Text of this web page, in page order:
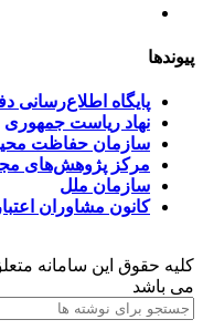
پیوندها
پایگاه اطلاع‌رسانی
نهاد ریاست جمهوری
سازمان حفاظت
مرکز پژوهش‌های
سازمان ملل
کانون مشاوران
کلیه حقوق این سامانه
می باشد